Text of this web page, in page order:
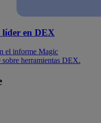
líder en DEX
el informe Magic
herramientas DEX.